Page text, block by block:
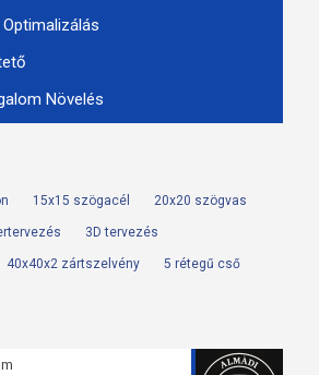
Növelés
15x15 szögacél 20x20 szögvas
3D tervezés
40x40x2 zártszelvény 5 rétegű cső